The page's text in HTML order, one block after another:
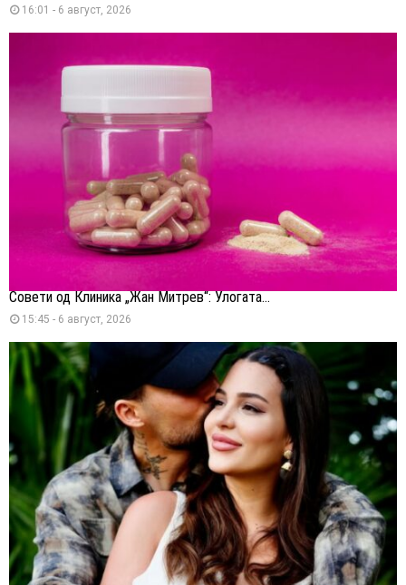
16:01 - 6 август, 2026
Совети од Клиника „Жан Митрев“: Улогата...
15:45 - 6 август, 2026